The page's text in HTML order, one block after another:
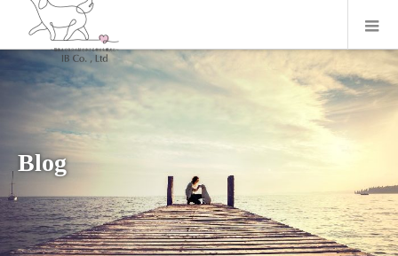
Blog